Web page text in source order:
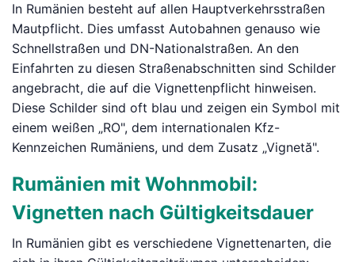
In Rumänien besteht auf allen Hauptverkehrsstraßen
Mautpflicht. Dies umfasst Autobahnen genauso wie
Schnellstraßen und DN-Nationalstraßen. An den
Einfahrten zu diesen Straßenabschnitten sind Schilder
angebracht, die auf die Vignettenpflicht hinweisen.
Diese Schilder sind oft blau und zeigen ein Symbol mit
einem weißen „RO", dem internationalen Kfz-
Kennzeichen Rumäniens, und dem Zusatz „Vignetă".
Rumänien mit Wohnmobil:
Vignetten nach Gültigkeitsdauer
In Rumänien gibt es verschiedene Vignettenarten, die